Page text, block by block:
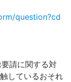
question?cd
請に関する対
しているおそれ